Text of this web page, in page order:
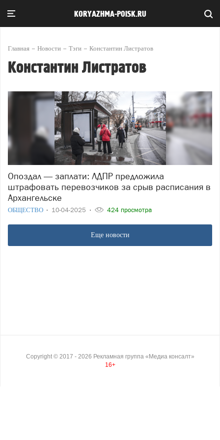
KORYAZHMA-POISK.RU
Главная Новости Тэги Константин Листратов
Константин Листратов
Опоздал — заплати: ЛДПР предложила
штрафовать перевозчиков за срыв расписания в
Архангельске
ОБЩЕСТВО 10-04-2025 424 просмотра
Еще новости
Copyright © 2017 - 2026 Рекламная группа «Медиа консалт»
16+